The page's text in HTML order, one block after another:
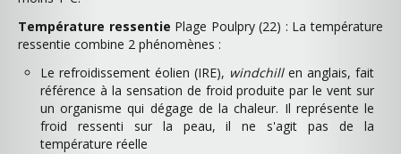
Température ressentie Plage Poulpry (22) : La température
ressentie combine 2 phénomènes :
Le refroidissement éolien (IRE), windchillen anglais, fait
référence à la sensation de froid produite par le vent sur
un organisme qui dégage de la chaleur. Il représente le
froid ressenti sur la peau, il ne s'agit pas de la
température réelle